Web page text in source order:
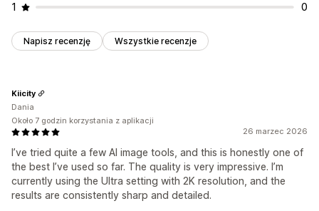
1
0
Napisz recenzję Wszystkie recenzje
26 marzec 2026
I’ve tried quite a few AI image tools, and this is honestly one of
the best I’ve used so far. The quality is very impressive. I’m
currently using the Ultra setting with 2K resolution, and the
results are consistently sharp and detailed.
Kiicity
Dania
Około 7 godzin korzystania z aplikacji